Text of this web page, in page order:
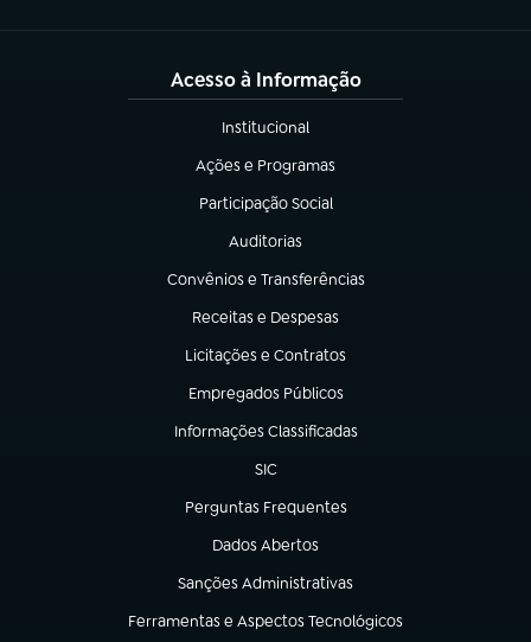
Acesso à Informação
Institucional
(abre em nova aba)
Ações e Programas
(abre em nova aba)
Participação Social
(abre em nova aba)
Auditorias
(abre em nova aba)
Convênios e Transferências
(abre em nova aba)
Receitas e Despesas
(abre em nova aba)
Licitações e Contratos
(abre em nova aba)
Empregados Públicos
(abre em nova aba)
Informações Classificadas
(abre em nova aba)
SIC
(abre em nova aba)
Perguntas Frequentes
(abre em nova aba)
Dados Abertos
(abre em nova aba)
Sanções Administrativas
(abre em nova aba)
Ferramentas e Aspectos Tecnológicos
(abre em nova aba)